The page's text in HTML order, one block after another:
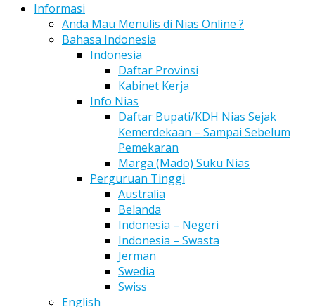
Informasi
Anda Mau Menulis di Nias Online ?
Bahasa Indonesia
Indonesia
Daftar Provinsi
Kabinet Kerja
Info Nias
Daftar Bupati/KDH Nias Sejak
Kemerdekaan – Sampai Sebelum
Pemekaran
Marga (Mado) Suku Nias
Perguruan Tinggi
Australia
Belanda
Indonesia – Negeri
Indonesia – Swasta
Jerman
Swedia
Swiss
English